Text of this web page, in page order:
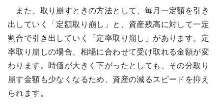
また、取り崩すときの方法として、毎月一定額を引き
出していく「定額取り崩し」と、資産残高に対して一定
割合で引き出していく「定率取り崩し」があります。定
率取り崩しの場合、相場に合わせて受け取れる金額が変
わります。時価が大きく下がったとしても、その分取り
崩す金額も少なくなるため、資産の減るスピードを抑え
られます。